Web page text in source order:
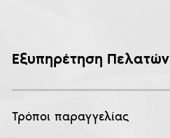
Εξυπηρέτηση Πελατών
Τρόποι παραγγελίας